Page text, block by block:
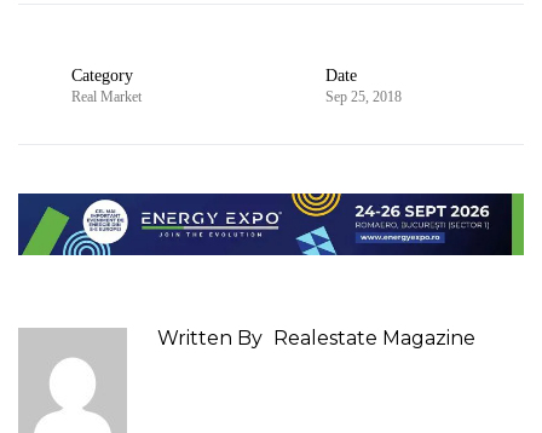
Category
Real Market
Date
Sep 25, 2018
Written By Realestate Magazine